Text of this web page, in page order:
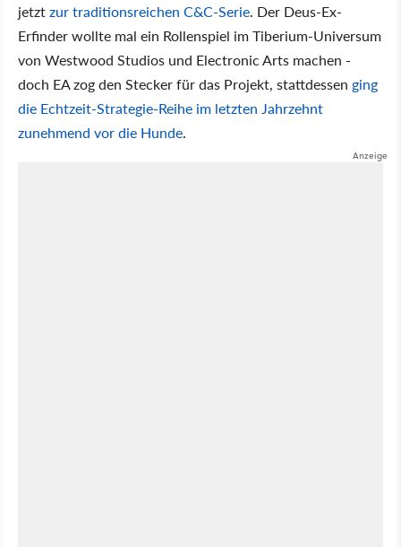
jetztzur traditionsreichen C&C-Serie. Der Deus-Ex-
Erfinder wollte mal ein Rollenspiel im Tiberium-Universum
von Westwood Studios und Electronic Arts machen -
doch EA zog den Stecker für das Projekt, stattdessen ging
die Echtzeit-Strategie-Reihe im letzten Jahrzehnt
zunehmend vor die Hunde.